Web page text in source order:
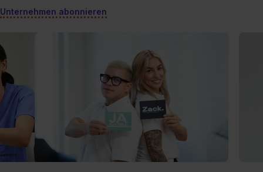
Unternehmen abonnieren